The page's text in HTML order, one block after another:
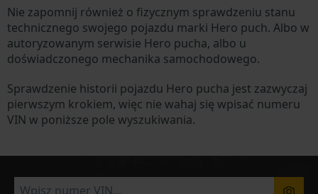
Nie zapomnij również o fizycznym sprawdzeniu stanu
technicznego swojego pojazdu marki Hero puch. Albo w
autoryzowanym serwisie Hero pucha, albo u
doświadczonego mechanika samochodowego.
Sprawdzenie historii pojazdu Hero pucha jest zazwyczaj
pierwszym krokiem, więc nie wahaj się wpisać numeru
VIN w poniższe pole wyszukiwania.